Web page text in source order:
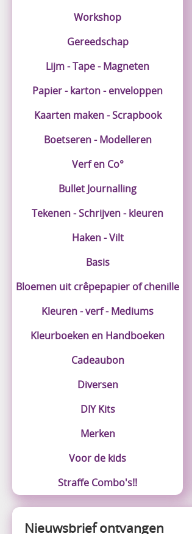
Workshop
Gereedschap
Lijm - Tape - Magneten
Papier - karton - enveloppen
Kaarten maken - Scrapbook
Boetseren - Modelleren
Verf en Co°
Bullet Journalling
Tekenen - Schrijven - kleuren
Haken - Vilt
Basis
Bloemen uit crêpepapier of chenille
Kleuren - verf - Mediums
Kleurboeken en Handboeken
Cadeaubon
Diversen
DIY Kits
Merken
Voor de kids
Straffe Combo's!!
Nieuwsbrief ontvangen